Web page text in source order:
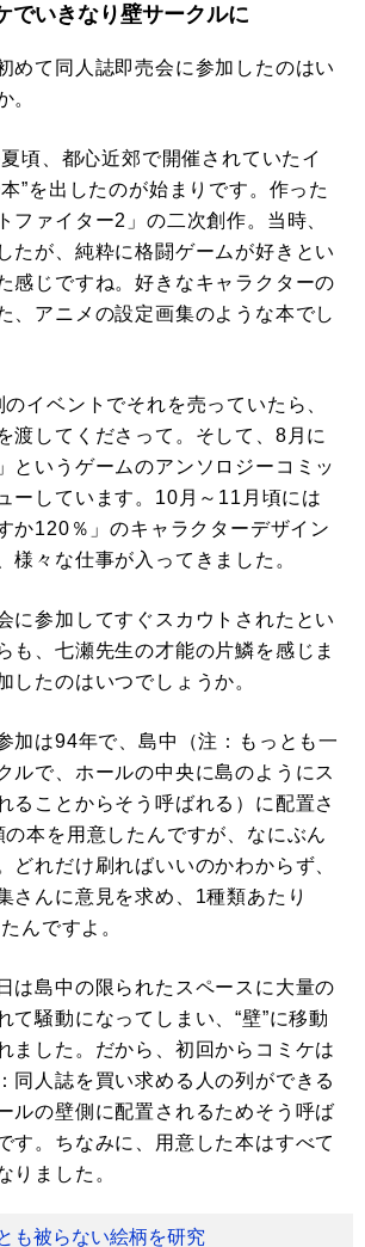
でいきなり壁サークルに
て同人誌即売会に参加したのはい
。
頃、都心近郊で開催されていたイ
”を出したのが始まりです。作った
ファイター2」の二次創作。当時、
たが、純粋に格闘ゲームが好きとい
感じですね。好きなキャラクターの
、アニメの設定画集のような本でし
イベントでそれを売っていたら、
渡してくださって。そして、8月に
というゲームのアンソロジーコミッ
ーしています。10月～11月頃には
か120％」のキャラクターデザイン
様々な仕事が入ってきました。
参加してすぐスカウトされたとい
も、七瀬先生の才能の片鱗を感じま
したのはいつでしょうか。
加は94年で、島中（注：もっとも一
ルで、ホールの中央に島のようにス
ることからそう呼ばれる）に配置さ
本を用意したんですが、なにぶん
どれだけ刷ればいいのかわからず、
さんに意見を求め、1種類あたり
んですよ。
は島中の限られたスペースに大量の
て騒動になってしまい、“壁”に移動
ました。だから、初回からコミケは
同人誌を買い求める人の列ができる
ルの壁側に配置されるためそう呼ば
す。ちなみに、用意した本はすべて
りました。
も被らない絵柄を研究